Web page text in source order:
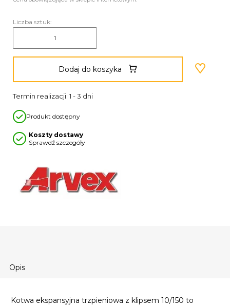
Opis
Kotwa ekspansyjna trzpieniowa z klipsem 10/150 to
Liczba sztuk:
Dodaj do koszyka
Termin realizacji: 1 - 3 dni
Produkt dostępny
Koszty dostawy
Sprawdź szczegóły